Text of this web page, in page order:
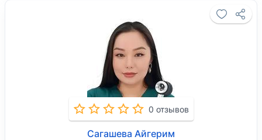
0 отзывов
Сагашева Айгерим